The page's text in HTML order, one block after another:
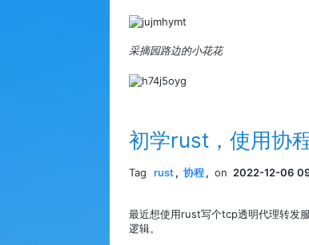
采摘园路边的小花花
初学rust，使用协
Tag rust, 协程, on 2022-12-06
最近想使用rust写个tcp透明代理转发
逻辑。